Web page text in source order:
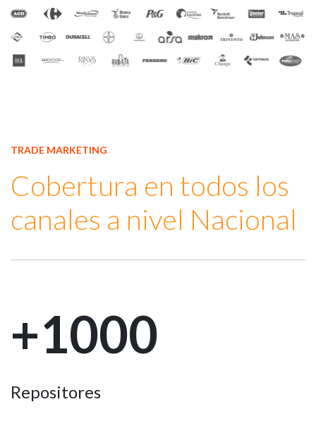
TRADE MARKETING
Cobertura en todos los
canales a nivel Nacional
+1000
Repositores